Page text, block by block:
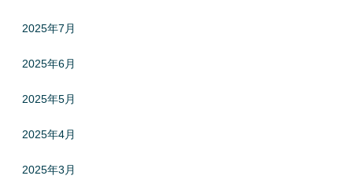
2025年7月
2025年6月
2025年5月
2025年4月
2025年3月